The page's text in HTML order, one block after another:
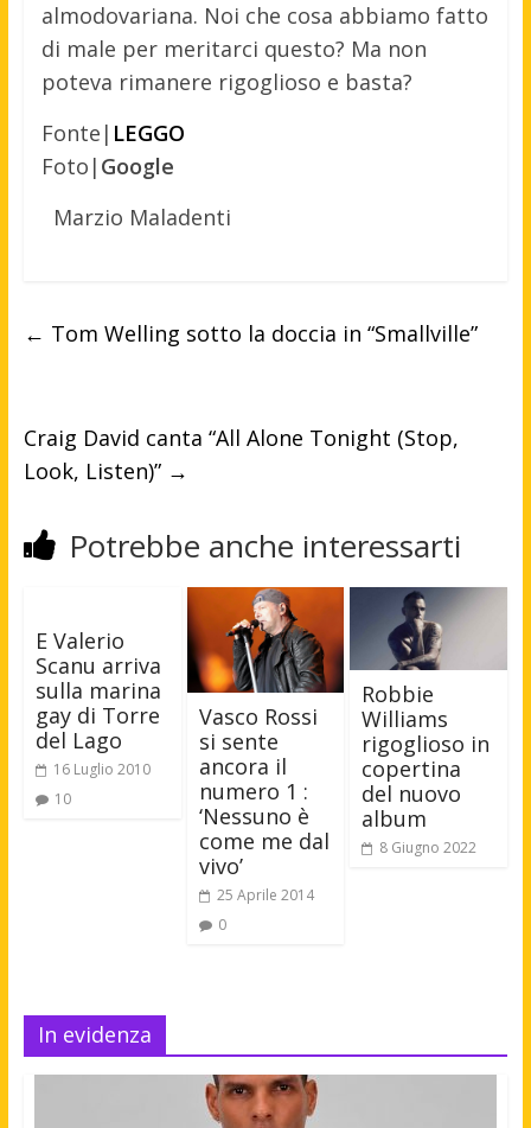
almodovariana. Noi che cosa abbiamo fatto
di male per meritarci questo? Ma non
poteva rimanere rigoglioso e basta?
Fonte| LEGGO
Foto| Google
Marzio Maladenti
← Tom Welling sotto la doccia in “Smallville”
Craig David canta “All Alone Tonight (Stop,
Look, Listen)” →
Potrebbe anche interessarti
E Valerio
Scanu arriva
sulla marina
gay di Torre
del Lago
16 Luglio 2010
10
Vasco Rossi
si sente
ancora il
numero 1 :
‘Nessuno è
come me dal
vivo’
25 Aprile 2014
0
Robbie
Williams
rigoglioso in
copertina
del nuovo
album
8 Giugno 2022
In evidenza